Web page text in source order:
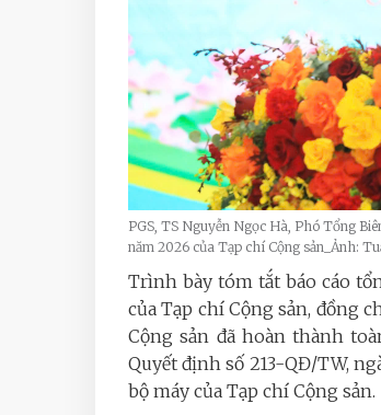
PGS, TS Nguyễn Ngọc Hà, Phó Tổng
năm 2026 của Tạp chí Cộng sản_Ảnh:
Trình bày tóm tắt báo cáo
của Tạp chí Cộng sản, đồng
Cộng sản đã hoàn thành
Quyết định số 213-QĐ/TW,
bộ máy của Tạp chí Cộng sản.